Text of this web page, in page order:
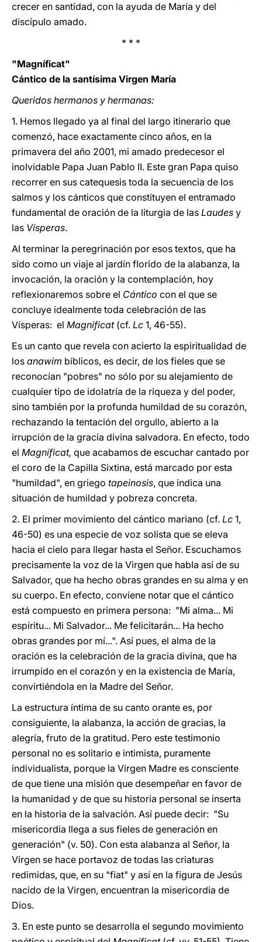
crecer en santidad, con la ayuda de María y del
discípulo amado.
* * *
"Magníficat"
Cántico de la santísima Virgen María
Queridos hermanos y hermanas:
1. Hemos llegado ya al final del largo itinerario que
comenzó, hace exactamente cinco años, en la
primavera del año 2001, mi amado predecesor el
inolvidable Papa Juan Pablo II. Este gran Papa quiso
recorrer en sus catequesis toda la secuencia de los
salmos y los cánticos que constituyen el entramado
fundamental de oración de la liturgia de las Laudes y
las Vísperas.
Al terminar la peregrinación por esos textos, que ha
sido como un viaje al jardín florido de la alabanza, la
invocación, la oración y la contemplación, hoy
reflexionaremos sobre el Cántico con el que se
concluye idealmente toda celebración de las
Vísperas: el Magníficat (cf. Lc 1, 46-55).
Es un canto que revela con acierto la espiritualidad de
los anawim bíblicos, es decir, de los fieles que se
reconocían "pobres" no sólo por su alejamiento de
cualquier tipo de idolatría de la riqueza y del poder,
sino también por la profunda humildad de su corazón,
rechazando la tentación del orgullo, abierto a la
irrupción de la gracia divina salvadora. En efecto, todo
el Magníficat, que acabamos de escuchar cantado por
el coro de la Capilla Sixtina, está marcado por esta
"humildad", en griego tapeinosis, que indica una
situación de humildad y pobreza concreta.
2. El primer movimiento del cántico mariano (cf. Lc 1,
46-50) es una especie de voz solista que se eleva
hacia el cielo para llegar hasta el Señor. Escuchamos
precisamente la voz de la Virgen que habla así de su
Salvador, que ha hecho obras grandes en su alma y en
su cuerpo. En efecto, conviene notar que el cántico
está compuesto en primera persona: "Mi alma... Mi
espíritu... Mi Salvador... Me felicitarán... Ha hecho
obras grandes por mí...". Así pues, el alma de la
oración es la celebración de la gracia divina, que ha
irrumpido en el corazón y en la existencia de María,
convirtiéndola en la Madre del Señor.
La estructura íntima de su canto orante es, por
consiguiente, la alabanza, la acción de gracias, la
alegría, fruto de la gratitud. Pero este testimonio
personal no es solitario e intimista, puramente
individualista, porque la Virgen Madre es consciente
de que tiene una misión que desempeñar en favor de
la humanidad y de que su historia personal se inserta
en la historia de la salvación. Así puede decir: "Su
misericordia llega a sus fieles de generación en
generación" (v. 50). Con esta alabanza al Señor, la
Virgen se hace portavoz de todas las criaturas
redimidas, que, en su "fiat" y así en la figura de Jesús
nacido de la Virgen, encuentran la misericordia de
Dios.
3. En este punto se desarrolla el segundo movimiento